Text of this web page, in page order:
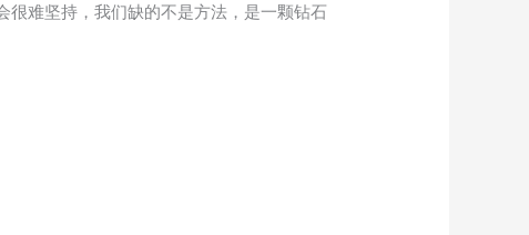
很难坚持，我们缺的不是方法，是一颗钻石